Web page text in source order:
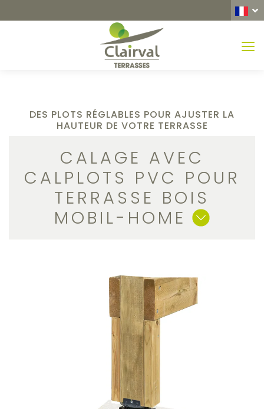
DES PLOTS RÉGLABLES POUR AJUSTER LA
HAUTEUR DE VOTRE TERRASSE
CALAGE AVEC
CALPLOTS PVC POUR
TERRASSE BOIS
MOBIL-HOME